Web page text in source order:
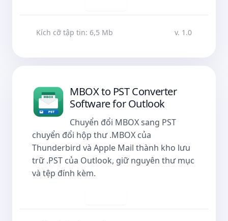
Kích cỡ tập tin: 6,5 Mb v. 1.0
MBOX to PST Converter
Software for Outlook
Chuyển đổi MBOX sang PST
chuyển đổi hộp thư .MBOX của
Thunderbird và Apple Mail thành kho lưu
trữ .PST của Outlook, giữ nguyên thư mục
và tệp đính kèm.